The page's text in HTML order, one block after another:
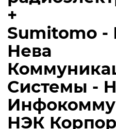
+
Sumitomo -
Нева
Системы -
НЭК